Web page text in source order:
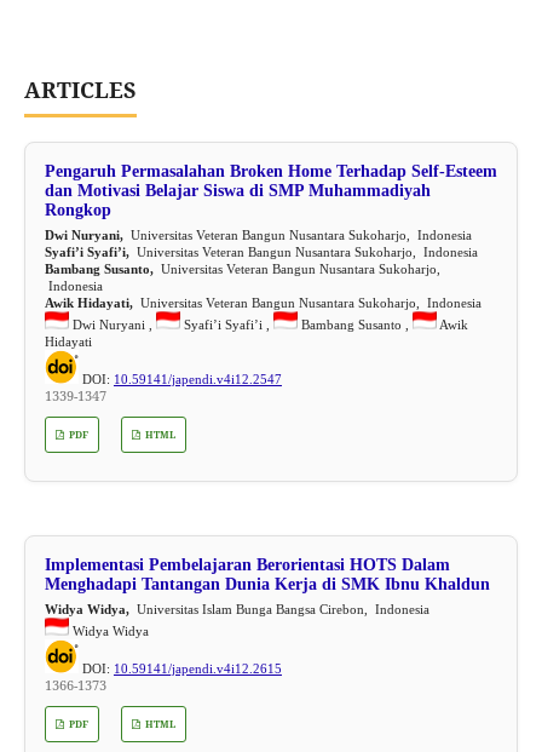
ARTICLES
Pengaruh Permasalahan Broken Home Terhadap Self-Esteem
dan Motivasi Belajar Siswa di SMP Muhammadiyah
Rongkop
Dwi Nuryani,Universitas Veteran Bangun Nusantara Sukoharjo, Indonesia
Syafi’i Syafi’i,Universitas Veteran Bangun Nusantara Sukoharjo, Indonesia
Bambang Susanto,Universitas Veteran Bangun Nusantara Sukoharjo,
Indonesia
Awik Hidayati,Universitas Veteran Bangun Nusantara Sukoharjo, Indonesia
Dwi Nuryani ,
Syafi’i Syafi’i , Bambang Susanto ,
Awik
Hidayati
DOI: 10.59141/japendi.v4i12.2547
1339-1347
PDF HTML
Implementasi Pembelajaran Berorientasi HOTS Dalam
Menghadapi Tantangan Dunia Kerja di SMK Ibnu Khaldun
Widya Widya,Universitas Islam Bunga Bangsa Cirebon, Indonesia
Widya Widya
DOI: 10.59141/japendi.v4i12.2615
1366-1373
PDF HTML